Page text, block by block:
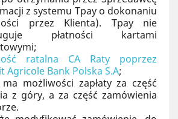
z systemu Tpay o dokonaniu
przez Klienta). Tpay nie
płatności kartami
ratalna CA Raty poprzez
Agricole Bank Polska S.A;
możliwości zapłaty za część
z góry, a za część zamówienia